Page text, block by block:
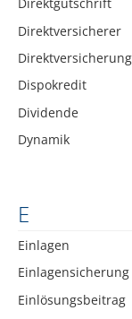
Direktversicherer
Direktversicherung
Dispokredit
Dividende
Dynamik
E
Einlagen
Einlagensicherung
Einlösungsbeitrag